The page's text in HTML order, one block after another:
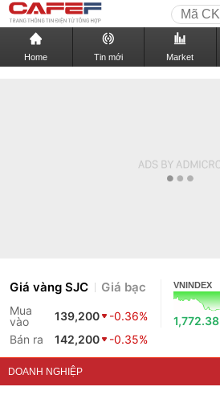
Home Tin mới Market
Giá vàng SJC Giá bạc
Mua
vào
139,200
-0.36%
Bán ra
142,200 -0.35%
VNINDEX
1,772.38
DOANH NGHIỆP